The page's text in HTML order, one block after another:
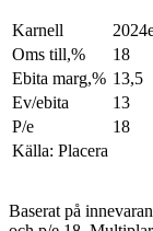
Karnell
Oms till,%
18
Ebita marg,% 13,5
Ev/ebita
13
P/e
18
Källa: Placera
Baserat på